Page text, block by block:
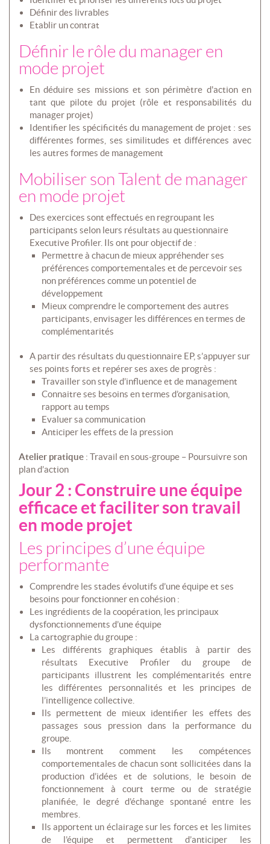
Définir des livrables
Etablir un contrat
Définir le rôle du manager en
mode projet
En déduire ses missions et son périmètre d'action en
tant que pilote du projet (rôle et responsabilités du
manager projet)
Identifier les spécificités du management de projet : ses
différentes formes, ses similitudes et différences avec
les autres formes de management
Mobiliser son Talent de manager
en mode projet
Des exercices sont effectués en regroupant les
participants selon leurs résultats au questionnaire
Executive Profiler. Ils ont pour objectif de :
Permettre à chacun de mieux appréhender ses
préférences comportementales et de percevoir ses
non préférences comme un potentiel de
développement
Mieux comprendre le comportement des autres
participants, envisager les différences en termes de
complémentarités
A partir des résultats du questionnaire EP, s’appuyer sur
ses points forts et repérer ses axes de progrès :
Travailler son style d’influence et de management
Connaitre ses besoins en termes d’organisation,
rapport au temps
Evaluer sa communication
Anticiper les effets de la pression
Atelier pratique : Travail en sous-groupe – Poursuivre son
plan d’action
Jour 2 : Construire une équipe
efficace et faciliter son travail
en mode projet
Les principes d’une équipe
performante
Comprendre les stades évolutifs d’une équipe et ses
besoins pour fonctionner en cohésion :
Les ingrédients de la coopération, les principaux
dysfonctionnements d’une équipe
La cartographie du groupe :
Les différents graphiques établis à partir des
résultats Executive Profiler du groupe de
participants illustrent les complémentarités entre
les différentes personnalités et les principes de
l’intelligence collective.
Ils permettent de mieux identifier les effets des
passages sous pression dans la performance du
groupe.
Ils montrent comment les compétences
comportementales de chacun sont sollicitées dans la
production d’idées et de solutions, le besoin de
fonctionnement à court terme ou de stratégie
planifiée, le degré d’échange spontané entre les
membres.
Ils apportent un éclairage sur les forces et les limites
de l’équipe et permettent d’anticiper les